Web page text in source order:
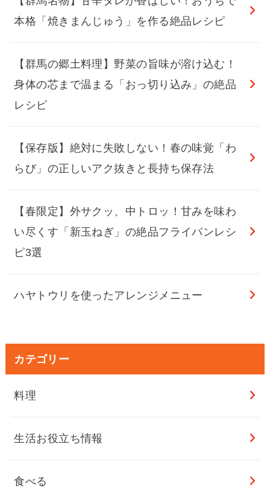
本格「焼きまんじゅう」を作る絶品レシピ
【群馬の郷土料理】野菜の旨味が溶け込む！
身体の芯まで温まる「おっ切り込み」の絶品
レシピ
【保存版】絶対に失敗しない！春の味覚「わ
らび」の正しいアク抜きと長持ち保存法
【春限定】外サクッ、中トロッ！甘みを味わ
い尽くす「新玉ねぎ」の絶品フライパンレシ
ピ3選
ハヤトウリを使ったアレンジメニュー
カテゴリー
料理
生活お役立ち情報
食べる